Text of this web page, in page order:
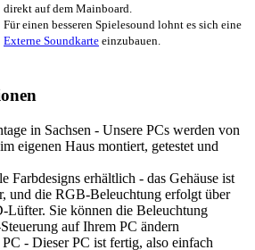
direkt auf dem Mainboard.
Für einen besseren Spielesound lohnt es sich eine
Externe Soundkarte einzubauen.
in Sachsen - Unsere PCs werden von
eigenen Haus montiert, getestet und
Farbdesigns erhältlich - das Gehäuse ist
und die RGB-Beleuchtung erfolgt über
Lüfter. Sie können die Beleuchtung
auf Ihrem PC ändern
- Dieser PC ist fertig, also einfach